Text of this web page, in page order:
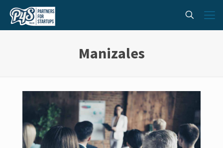
Manizales